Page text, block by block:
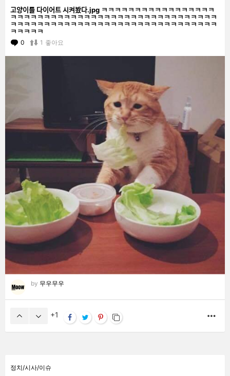
고양이를 다이어트 시켜봤다.jpg ㅋㅋㅋㅋㅋㅋㅋㅋㅋㅋㅋㅋㅋㅋㅋㅋㅋ
ㅋㅋㅋㅋㅋㅋㅋㅋㅋㅋㅋㅋㅋㅋㅋㅋㅋㅋㅋㅋㅋㅋㅋㅋㅋㅋㅋㅋㅋㅋㅋ
ㅋㅋㅋㅋㅋㅋㅋㅋㅋㅋㅋㅋㅋㅋㅋㅋㅋㅋㅋㅋㅋㅋㅋㅋㅋㅋㅋㅋㅋㅋㅋ
ㅋㅋㅋㅋㅋ
0 Comments
1 좋아요
by 무우무우
1
정치/시사/이슈